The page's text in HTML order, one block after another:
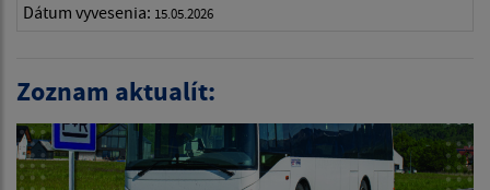
Dátum vyvesenia: 15.05.2026
Zoznam aktualít: